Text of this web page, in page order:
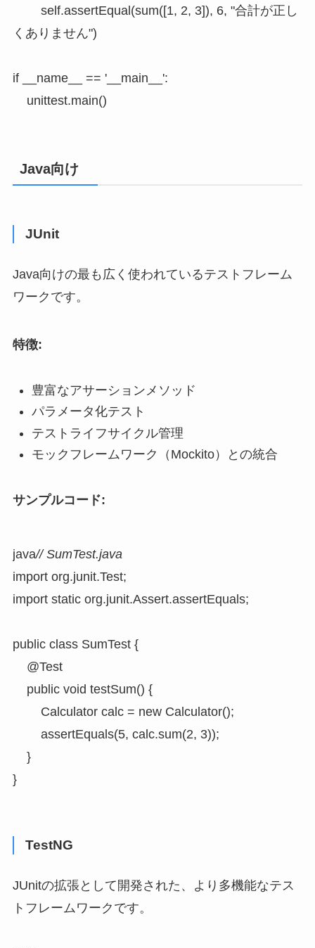
くありません")
if __name__ == '__main__':
    unittest.main()
Java向け
JUnit
Java向けの最も広く使われているテストフレーム
ワークです。
特徴:
豊富なアサーションメソッド
パラメータ化テスト
テストライフサイクル管理
モックフレームワーク（Mockito）との統合
サンプルコード:
java// SumTest.java
import org.junit.Test;
import static org.junit.Assert.assertEquals;
public class SumTest {
}
TestNG
JUnitの拡張として開発された、より多機能なテス
トフレームワークです。